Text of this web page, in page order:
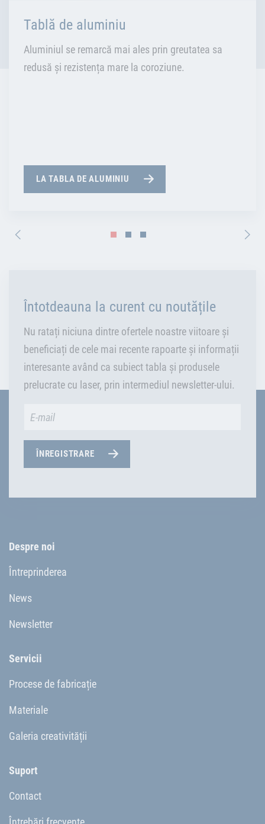
Tablă de aluminiu
Aluminiul se remarcă mai ales prin greutatea sa
redusă și rezistența mare la coroziune.
LA TABLA DE ALUMINIU
Întotdeauna la curent cu noutățile
Nu ratați niciuna dintre ofertele noastre viitoare și
beneficiați de cele mai recente rapoarte și informații
interesante având ca subiect tabla și produsele
prelucrate cu laser, prin intermediul newsletter-ului.
ÎNREGISTRARE
Despre noi
Întreprinderea
News
Newsletter
Servicii
Procese de fabricație
Materiale
Galeria creativității
Suport
Contact